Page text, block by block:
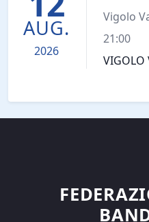
AUG.
2026
Vigolo
21:00
VIGOLO